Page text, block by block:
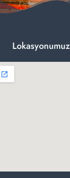
Lokasyonumuz